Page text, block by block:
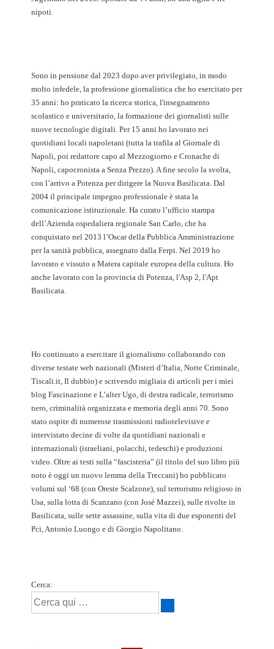
nipoti.
Sono in pensione dal 2023 dopo aver privilegiato, in modo
molto infedele, la professione giornalistica che ho esercitato per
35 anni: ho praticato la ricerca storica, l'insegnamento
scolastico e universitario, la formazione dei giornalisti sulle
nuove tecnologie digitali. Per 15 anni ho lavorato nei
quotidiani locali napoletani (tutta la trafila al Giornale di
Napoli, poi redattore capo al Mezzogiorno e Cronache di
Napoli, capocronista a Senza Prezzo). A fine secolo la svolta,
con l’arrivo a Potenza per dirigere la Nuova Basilicata. Dal
2004 il principale impegno professionale è stata la
comunicazione istituzionale. Ha curato l’ufficio stampa
dell’Azienda ospedaliera regionale San Carlo, che ha
conquistato nel 2013 l’Oscar della Pubblica Amministrazione
per la sanità pubblica, assegnato dalla Ferpi. Nel 2019 ho
lavorato e vissuto a Matera capitale europea della cultura. Ho
anche lavorato con la provincia di Potenza, l'Asp 2, l'Apt
Basilicata.
Ho continuato a esercitare il giornalismo collaborando con
diverse testate web nazionali (Misteri d’Italia, Notte Criminale,
Tiscali.it, Il dubbio) e scrivendo migliaia di articoli per i miei
blog Fascinazione e L’alter Ugo, di destra radicale, terrorismo
nero, criminalità organizzata e memoria degli anni 70. Sono
stato ospite di numerose trasmissioni radiotelevisive e
intervistato decine di volte da quotidiani nazionali e
internazionali (israeliani, polacchi, tedeschi) e produzioni
video. Oltre ai testi sulla “fascisteria” (il titolo del suo libro più
noto è oggi un nuovo lemma della Treccani) ho pubblicato
volumi sul ‘68 (con Oreste Scalzone), sul terrorismo religioso in
Usa, sulla lotta di Scanzano (con José Mazzei), sulle rivolte in
Basilicata, sulle sette assassine, sulla vita di due esponenti del
Pci, Antonio Luongo e di Giorgio Napolitano.
Cerca: